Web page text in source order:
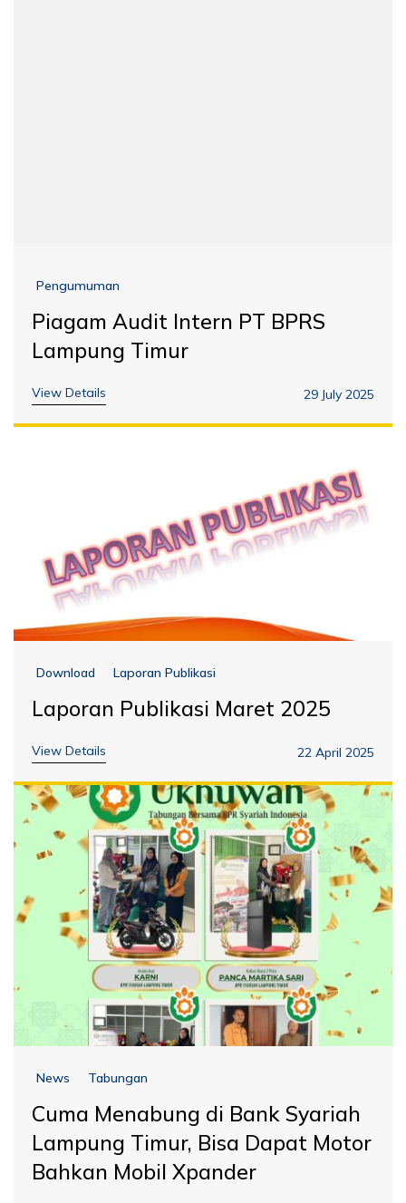
Pengumuman
Piagam Audit Intern PT BPRS
Lampung Timur
View Details 29 July 2025
Download Laporan Publikasi
Laporan Publikasi Maret 2025
View Details 22 April 2025
News Tabungan
Cuma Menabung di Bank Syariah
Lampung Timur, Bisa Dapat Motor
Bahkan Mobil Xpander